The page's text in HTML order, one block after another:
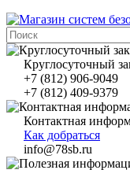
Круглосуточный
+7 (812) 906-9049
+7 (812) 409-9379
Контактная
Как добраться
info@78sb.ru